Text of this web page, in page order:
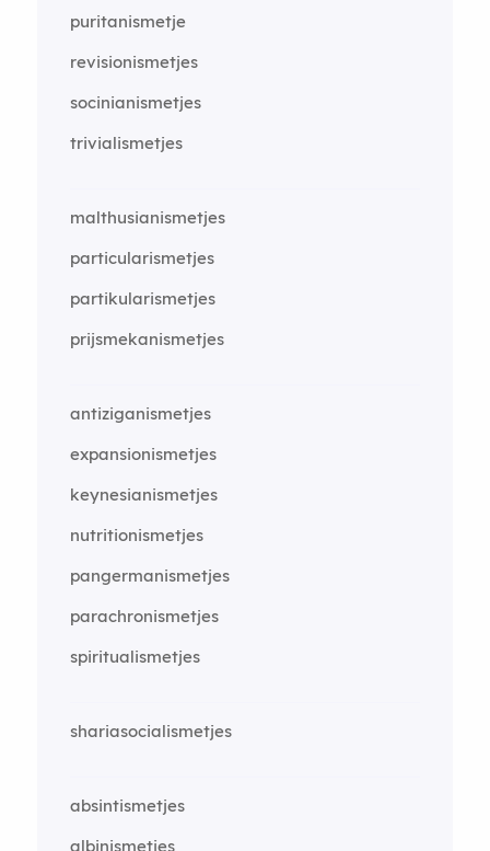
puritanismetje
revisionismetjes
socinianismetjes
trivialismetjes
malthusianismetjes
particularismetjes
partikularismetjes
prijsmekanismetjes
antiziganismetjes
expansionismetjes
keynesianismetjes
nutritionismetjes
pangermanismetjes
parachronismetjes
spiritualismetjes
shariasocialismetjes
absintismetjes
albinismetjes